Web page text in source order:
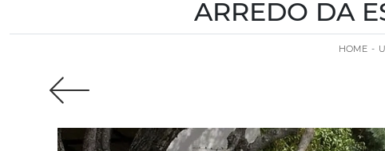
ARREDO DA
HOME -